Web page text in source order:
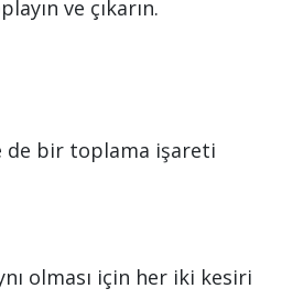
ve çıkarın.
de bir toplama işareti
olması için her iki kesiri